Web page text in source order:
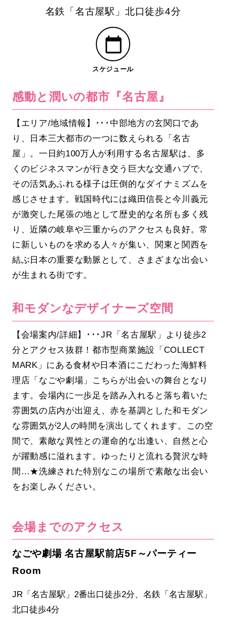
名鉄「名古屋駅」北口徒歩4分
スケジュール
感動と潤いの都市『名古屋』
【エリア/地域情報】･･･中部地方の玄関口であ
り、日本三大都市の一つに数えられる「名古
屋」。一日約100万人が利用する名古屋駅は、多
くのビジネスマンが行き交う巨大な交通ハブで、
その活気あふれる様子は圧倒的なダイナミズムを
感じさせます。戦国時代には織田信長と今川義元
が激突した尾張の地として歴史的な名所も多く残
り、近隣の岐阜や三重からのアクセスも良好。常
に新しいものを求める人々が集い、関東と関西を
結ぶ日本の重要な動脈として、さまざまな出会い
が生まれる街です。
和モダンなデザイナーズ空間
【会場案内/詳細】･･･JR「名古屋駅」より徒歩2
分とアクセス抜群！都市型商業施設「COLLECT
MARK」にある食材や日本酒にこだわった海鮮料
理店「なごや劇場」こちらが出会いの舞台となり
ます。会場内に一歩足を踏み入れると落ち着いた
雰囲気の店内が出迎え、赤を基調とした和モダン
な雰囲気が2人の時間を演出してくれます。この空
間で、素敵な異性との運命的な出逢い、自然と心
が躍動感に溢れます。ゆったりと流れる贅沢な時
間…★洗練された特別なこの場所で素敵な出会い
をお楽しみください。
会場までのアクセス
なごや劇場 名古屋駅前店5F～パーティー
Room
JR「名古屋駅」2番出口徒歩2分、名鉄「名古屋駅」
北口徒歩4分